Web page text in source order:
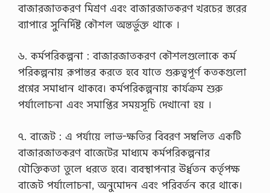
বাজারজাতকরণ মিশ্রণ এবং বাজারজাতকরণ খরচের স্তরের
ব্যাপারে সুনির্দিষ্ট কৌশল অন্তর্ভুক্ত থাকে ।
৬. কর্মপরিকল্পনা : বাজারজাতকরণ কৌশলগুলোকে কর্ম
পরিকল্পনায় রূপান্তর করতে হবে যাতে গুরুত্বপূর্ণ কতকগুলো
প্রশ্নের সমাধান থাকবে। কর্মপরিকল্পনায় কার্যক্রম শুরু
পর্যালোচনা এবং সমাপ্তির সময়সূচি দেখানো হয় ।
৭. বাজেট : এ পর্যায়ে লাভ-ক্ষতির বিবরণ সম্বলিত একটি
বাজারজাতকরণ বাজেটের মাধ্যমে কর্মপরিকল্পনার
যৌক্তিকতা তুলে ধরতে হবে। ব্যবস্থাপনার ঊর্ধ্বতন কর্তৃপক্ষ
বাজেট পর্যালোচনা, অনুমোদন এবং পরিবর্তন করে থাকে।